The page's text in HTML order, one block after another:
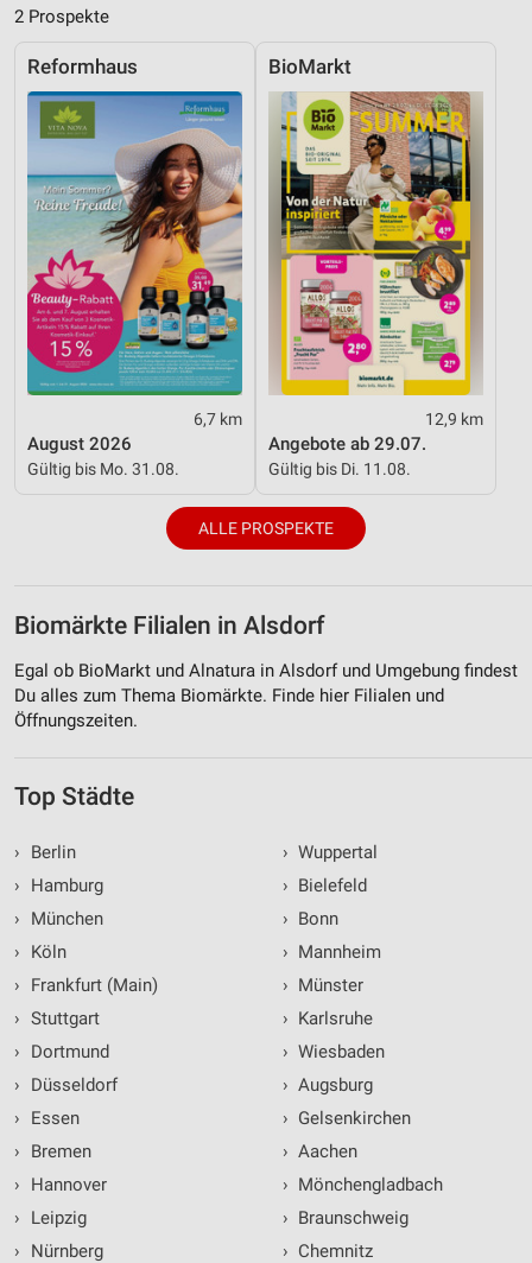
2 Prospekte
Reformhaus
6,7 km
August 2026
Gültig bis Mo. 31.08.
BioMarkt
12,9 km
Angebote ab 29.07.
Gültig bis Di. 11.08.
ALLE PROSPEKTE
Biomärkte Filialen in Alsdorf
Egal ob BioMarkt und Alnatura in Alsdorf und Umgebung findest
Du alles zum Thema Biomärkte. Finde hier Filialen und
Öffnungszeiten.
Top Städte
›
Berlin
›
Hamburg
›
München
›
Köln
›
Frankfurt (Main)
› Stuttgart
›
Dortmund
›
Düsseldorf
›
Essen
›
Bremen
›
Hannover
›
Leipzig
›
Nürnberg
› Wuppertal
› Bielefeld
› Bonn
› Mannheim
› Münster
› Karlsruhe
› Wiesbaden
› Augsburg
› Gelsenkirchen
› Aachen
› Mönchengladbach
› Braunschweig
› Chemnitz
Performance
Funktional
Werbung